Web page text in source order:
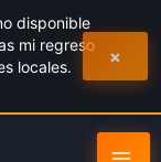
disponible
mi regreso
locales.
×